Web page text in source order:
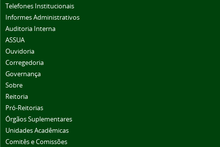
Telefones Institucionais
Informes Administrativos
Auditoria Interna
ASSUA
Ouvidoria
Corregedoria
Governança
Sobre
Reitoria
Pró-Reitorias
Órgãos Suplementares
Unidades Acadêmicas
Comitês e Comissões